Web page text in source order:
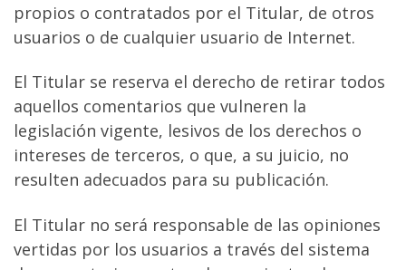
propios o contratados por el Titular, de otros
usuarios o de cualquier usuario de Internet.
El Titular se reserva el derecho de retirar todos
aquellos comentarios que vulneren la
legislación vigente, lesivos de los derechos o
intereses de terceros, o que, a su juicio, no
resulten adecuados para su publicación.
El Titular no será responsable de las opiniones
vertidas por los usuarios a través del sistema